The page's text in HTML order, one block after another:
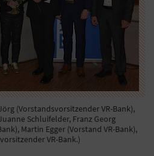
(Vorstandsvorsitzender VR-Bank),
Schluifelder, Franz Georg
Martin Egger (Vorstand VR-Bank),
VR-Bank.)